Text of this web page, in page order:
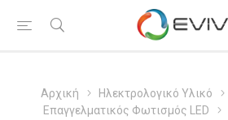
Αρχική Ηλεκτρολογικό Υλικό
Επαγγελματικός Φωτισμός LED